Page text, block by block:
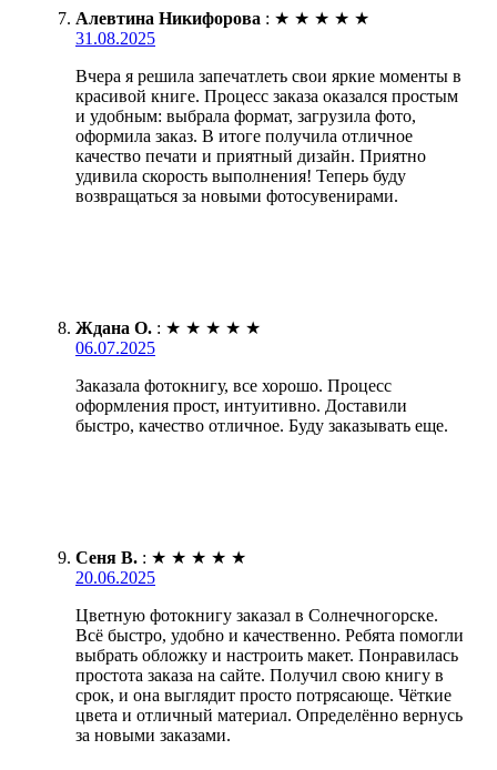
Алевтина Никифорова : ★ ★ ★ ★ ★
31.08.2025
Вчера я решила запечатлеть свои яркие моменты в
красивой книге. Процесс заказа оказался простым
и удобным: выбрала формат, загрузила фото,
оформила заказ. В итоге получила отличное
качество печати и приятный дизайн. Приятно
удивила скорость выполнения! Теперь буду
возвращаться за новыми фотосувенирами.
Ждана О. : ★ ★ ★ ★ ★
06.07.2025
Заказала фотокнигу, все хорошо. Процесс
оформления прост, интуитивно. Доставили
быстро, качество отличное. Буду заказывать еще.
Сеня В. : ★ ★ ★ ★ ★
20.06.2025
Цветную фотокнигу заказал в Солнечногорске.
Всё быстро, удобно и качественно. Ребята помогли
выбрать обложку и настроить макет. Понравилась
простота заказа на сайте. Получил свою книгу в
срок, и она выглядит просто потрясающе. Чёткие
цвета и отличный материал. Определённо вернусь
за новыми заказами.